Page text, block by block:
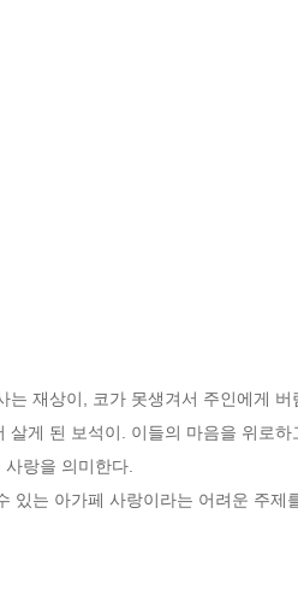
는 재상이, 코가 못생겨서 주인에게
살게 된 보석이. 이들의 마음을 위로
랑을 의미한다.
있는 아가페 사랑이라는 어려운 주